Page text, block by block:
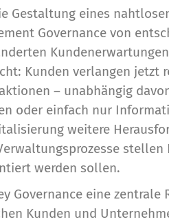
Gestaltung eines
Governance von
Kunden verlangen jetzt
– unabhängig
oder einfach nur
weitere
stellen
werden sollen.
Governance eine zentrale
Kunden und